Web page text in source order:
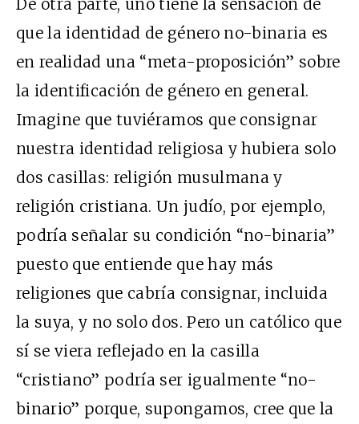
De otra parte, uno tiene la sensación de
que la identidad de género no-binaria es
en realidad una “meta-proposición” sobre
la identificación de género en general.
Imagine que tuviéramos que consignar
nuestra identidad religiosa y hubiera solo
dos casillas: religión musulmana y
religión cristiana. Un judío, por ejemplo,
podría señalar su condición “no-binaria”
puesto que entiende que hay más
religiones que cabría consignar, incluida
la suya, y no solo dos. Pero un católico que
sí se viera reflejado en la casilla
“cristiano” podría ser igualmente “no-
binario” porque, supongamos, cree que la